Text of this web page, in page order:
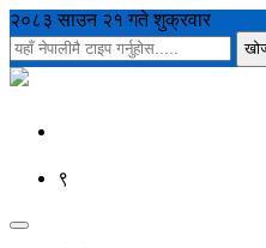
२०८३ साउन २१ गते शुक्रवार
९